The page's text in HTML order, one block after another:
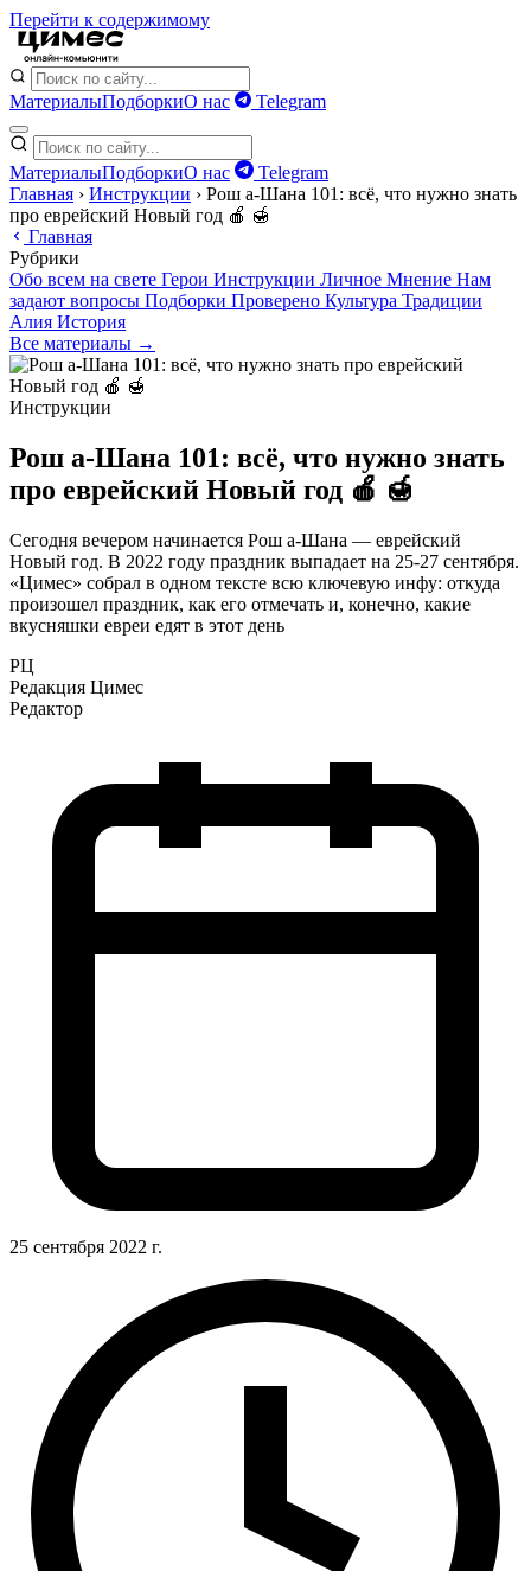
Перейти к содержимому
МатериалыПодборкиО нас Telegram
МатериалыПодборкиО нас
Telegram
Главная › Инструкции › Рош а-Шана 101: всё, что нужно знать
про еврейский Новый год 🍎 🍯
Главная
Рубрики
Обо всем на свете Герои Инструкции Личное Мнение Нам
задают вопросы Подборки Проверено Культура Традиции
Алия История
Все материалы →
Инструкции
Рош а-Шана 101: всё, что нужно знать
про еврейский Новый год 🍎 🍯
Сегодня вечером начинается Рош а-Шана — еврейский
Новый год. В 2022 году праздник выпадает на 25-27 сентября.
«Цимес» собрал в одном тексте всю ключевую инфу: откуда
произошел праздник, как его отмечать и, конечно, какие
вкусняшки евреи едят в этот день
РЦ
Редакция Цимес
Редактор
25 сентября 2022 г.